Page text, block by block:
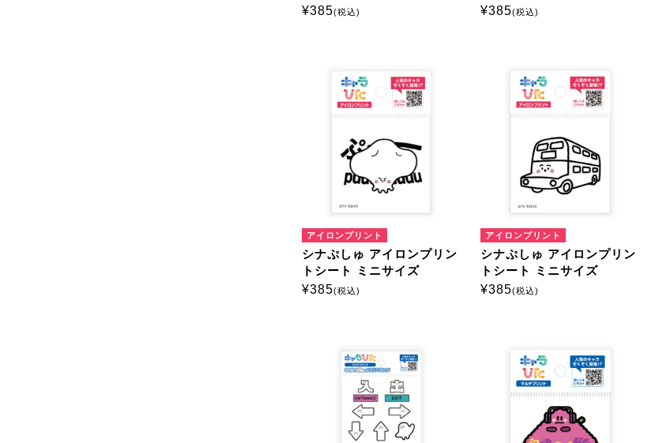
¥385(税込)
¥385(税込)
アイロンプリント
シナぷしゅ アイロンプリン
トシート ミニサイズ
¥385(税込)
アイロンプリント
シナぷしゅ アイロンプリン
トシート ミニサイズ
¥385(税込)